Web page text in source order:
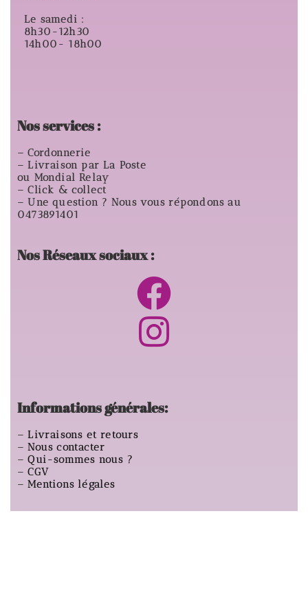
Le samedi :
8h30-12h30
14h00- 18h00
Nos services :
– Cordonnerie
– Livraison par La Poste
ou Mondial Relay
– Click & collect
– Une question ? Nous vous répondons au
0473891401
Nos Réseaux sociaux :
Informations générales:
–Livraisons et retours
–Nous contacter
–Qui-sommes nous ?
–CGV
–Mentions légales